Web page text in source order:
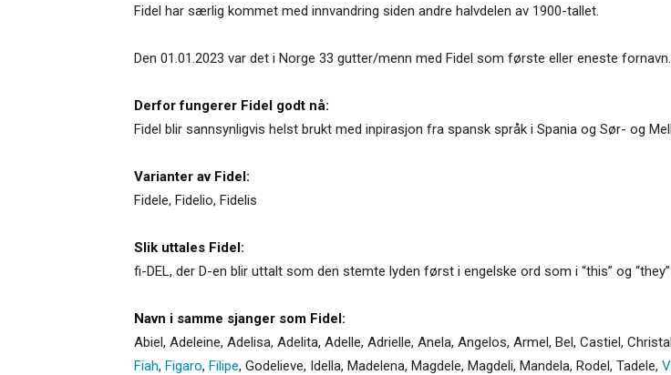
Fidel har særlig kommet med innvandring siden andre halvdelen av 1900-tallet.
Den 01.01.2023 var det i Norge 33 gutter/menn med Fidel som første eller eneste
Derfor fungerer Fidel godt nå:
Fidel blir sannsynligvis helst brukt med inpirasjon fra spansk språk i Spania og Sør- og
Varianter av Fidel:
Fidele, Fidelio, Fidelis
Slik uttales Fidel:
fi-DEL, der D-en blir uttalt som den stemte lyden først i engelske ord som i “this” og “they”
Navn i samme sjanger som Fidel:
Abiel, Adeleine, Adelisa, Adelita, Adelle, Adrielle, Anela, Angelos, Armel, Bel, Castiel,
Fiah, Figaro, Filipe, Godelieve, Idella, Madelena, Magdele, Magdeli, Mandela, Rodel, Tadele,